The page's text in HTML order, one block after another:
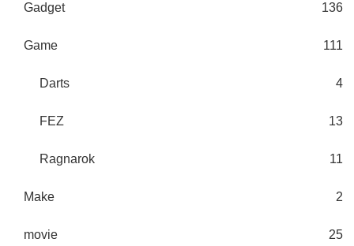
Gadget 136
Game 111
Darts 4
FEZ 13
Ragnarok 11
Make 2
movie 25